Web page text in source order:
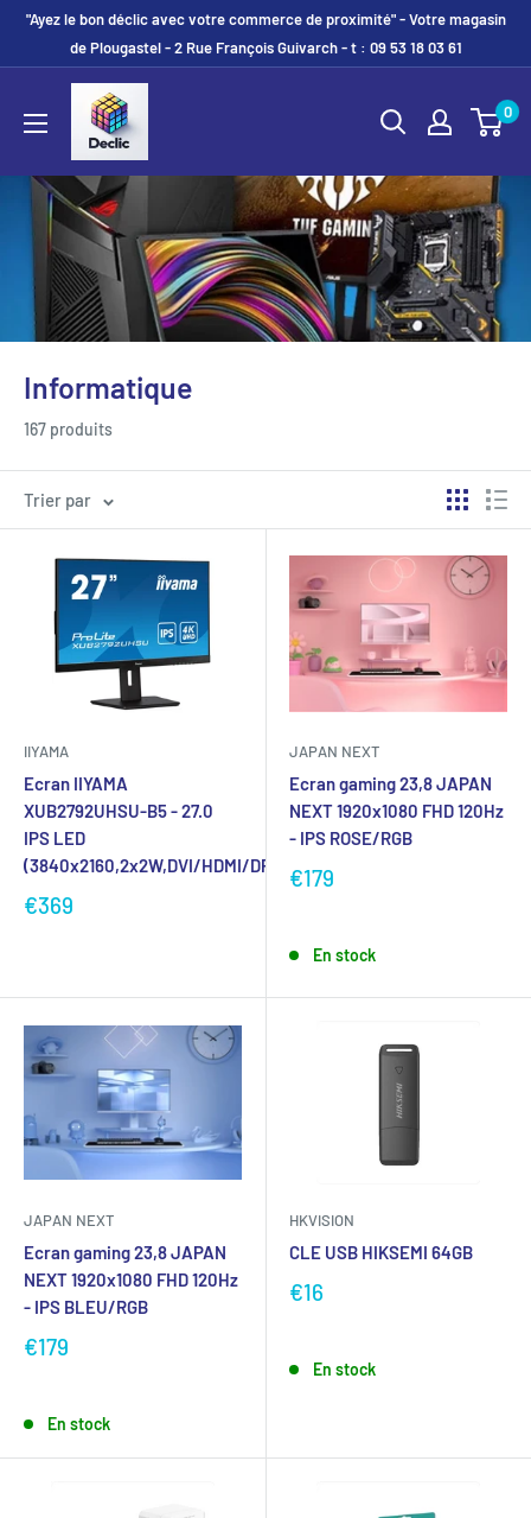
"Ayez le bon déclic avec votre commerce de proximité" - Votre magasin
de Plougastel - 2 Rue François Guivarch - t : 09 53 18 03 61
0
Informatique
167 produits
Trier par
IIYAMA
Ecran IIYAMA
XUB2792UHSU-B5 - 27.0
IPS LED
(3840x2160,2x2W,DVI/HDMI/DP)
€369
JAPAN NEXT
Ecran gaming 23,8 JAPAN
NEXT 1920x1080 FHD 120Hz
- IPS ROSE/RGB
€179
En stock
JAPAN NEXT
Ecran gaming 23,8 JAPAN
NEXT 1920x1080 FHD 120Hz
- IPS BLEU/RGB
€179
En stock
HKVISION
CLE USB HIKSEMI 64GB
€16
En stock